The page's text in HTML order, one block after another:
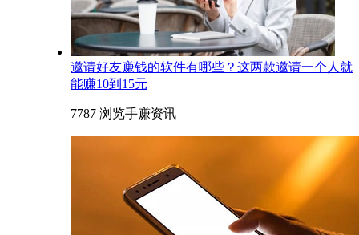
邀请好友赚钱的软件有哪些？这两款邀请一个人就
能赚10到15元
7787 浏览手赚资讯